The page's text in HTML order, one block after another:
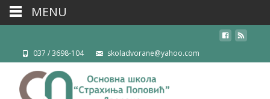
037 / 3698-104 skoladvorane@yahoo.com
MENU